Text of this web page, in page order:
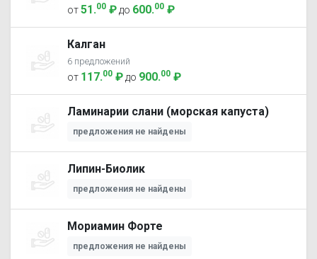
от51.00 ₽ до 600.00 ₽
Калган
6 предложений
от 117.00 ₽ до 900.00 ₽
Ламинарии слани (морская капуста)
предложения не найдены
Липин-Биолик
предложения не найдены
Мориамин Форте
предложения не найдены